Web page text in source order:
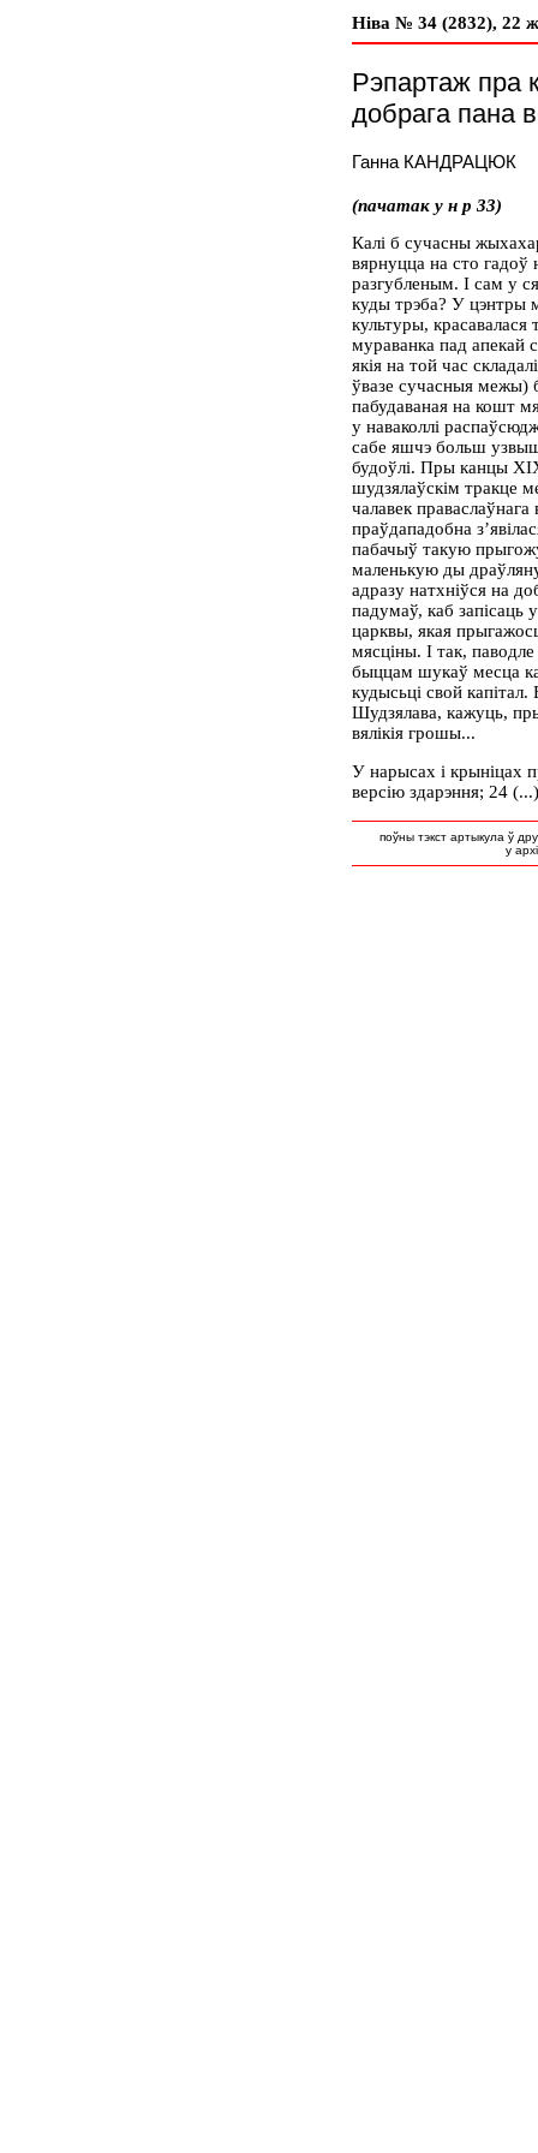
Ніва № 34 (2832), 22
Рэпартаж пра
добрага пана
Ганна КАНДРАЦЮК
(пачатак у н р 33)
Калі б сучасны
вярнуцца на сто
разгубленым. І сам у
куды трэба? У цэнтры
культуры, красавалася
мураванка пад апекай
якія на той час
ўвазе сучасныя межы)
пабудаваная на кошт
у наваколлі
сабе яшчэ больш
будоўлі. Пры канцы
шудзялаўскім тракце
чалавек
праўдападобна
пабачыў такую
маленькую ды
адразу натхніўся на
падумаў, каб запісаць
царквы, якая
мясціны. І так,
быццам шукаў месца
кудысьці свой
Шудзялава, кажуць,
вялікія грошы...
У нарысах і крыніцах
версію здарэння; 24 (...)
поўны тэкст артыкула ў
у